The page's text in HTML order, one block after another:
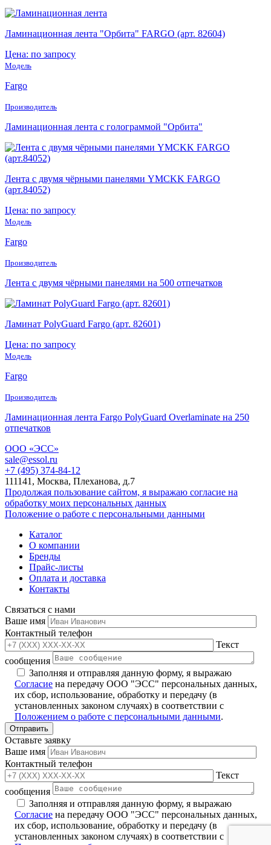
Ламинационная лента "Орбита" FARGO (арт. 82604)
Цена: по запросу
Модель
Fargo
Производитель
Ламинационная лента с голограммой "Орбита"
Лента с двумя чёрными панелями YMCKK FARGO
(арт.84052)
Цена: по запросу
Модель
Fargo
Производитель
Лента с двумя чёрными панелями на 500 отпечатков
Ламинат PolyGuard Fargo (арт. 82601)
Цена: по запросу
Модель
Fargo
Производитель
Ламинационная лента Fargo PolyGuard Overlaminate на 250
отпечатков
ООО «ЭСС»
sale@essol.ru
+7 (495) 374-84-12
111141, Москва, Плеханова, д.7
Продолжая пользование сайтом, я выражаю согласие на
обработку моих персональных данных
Положение о работе с персональными данными
Каталог
О компании
Бренды
Прайс-листы
Оплата и доставка
Контакты
Связаться с нами
Ваше имя
Контактный телефон
Текст
сообщения
Заполняя и отправляя данную форму, я выражаю
Согласие на передачу ООО "ЭСС" персональных данных,
их сбор, использование, обработку и передачу (в
установленных законом случаях) в соответствии с
Положением о работе с персональными данными.
Оставьте заявку
Ваше имя
Контактный телефон
Текст
сообщения
Заполняя и отправляя данную форму, я выражаю
Согласие на передачу ООО "ЭСС" персональных данных,
их сбор, использование, обработку и передачу (в
установленных законом случаях) в соответствии с